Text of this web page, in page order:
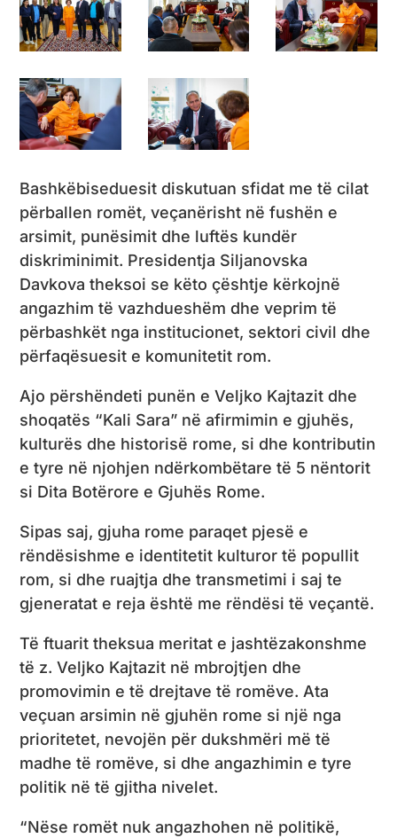
Bashkëbiseduesit diskutuan sfidat me të cilat
përballen romët, veçanërisht në fushën e
arsimit, punësimit dhe luftës kundër
diskriminimit. Presidentja Siljanovska
Davkova theksoi se këto çështje kërkojnë
angazhim të vazhdueshëm dhe veprim të
përbashkët nga institucionet, sektori civil dhe
përfaqësuesit e komunitetit rom.
Ajo përshëndeti punën e Veljko Kajtazit dhe
shoqatës “Kali Sara” në afirmimin e gjuhës,
kulturës dhe historisë rome, si dhe kontributin
e tyre në njohjen ndërkombëtare të 5 nëntorit
si Dita Botërore e Gjuhës Rome.
Sipas saj, gjuha rome paraqet pjesë e
rëndësishme e identitetit kulturor të popullit
rom, si dhe ruajtja dhe transmetimi i saj te
gjeneratat e reja është me rëndësi të veçantë.
Të ftuarit theksua meritat e jashtëzakonshme
të z. Veljko Kajtazit në mbrojtjen dhe
promovimin e të drejtave të romëve. Ata
veçuan arsimin në gjuhën rome si një nga
prioritetet, nevojën për dukshmëri më të
madhe të romëve, si dhe angazhimin e tyre
politik në të gjitha nivelet.
“Nëse romët nuk angazhohen në politikë,